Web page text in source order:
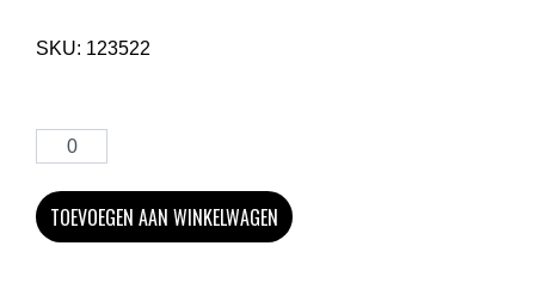
SKU: 123522
TOEVOEGEN AAN WINKELWAGEN